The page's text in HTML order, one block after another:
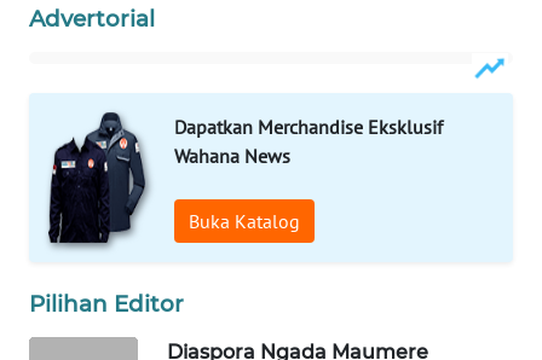
Advertorial
Dapatkan Merchandise Eksklusif
Wahana News
Buka Katalog
Pilihan Editor
Diaspora Ngada Maumere
UMKM
WAHANA
SELEB
WAHANA
PERSONA
WAHANA